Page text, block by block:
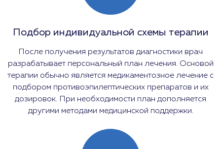
Подбор индивидуальной схемы терапии
После получения результатов диагностики врач
разрабатывает персональный план лечения. Основой
терапии обычно является медикаментозное лечение с
подбором противоэпилептических препаратов и их
дозировок. При необходимости план дополняется
другими методами медицинской поддержки.